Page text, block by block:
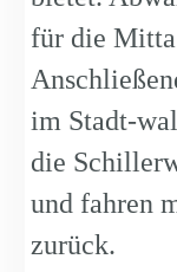
für die
im Stadt-
die
und fahren